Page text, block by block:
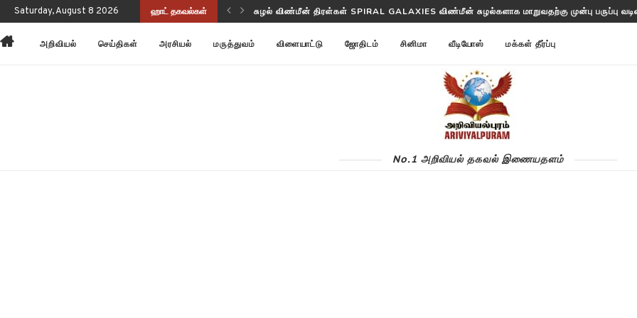
Saturday, August 8 2026 ஹாட் தகவல்கள் அன்னோம் கிட்டத்தட்ட ANNOM LISTS PROTEINS 2 மில்லியன் புரதங்களை பட்டியலிடுகிறது!
அறிவியல் செய்திகள் அரசியல் மருத்துவம் விளையாட்டு ஜோதிடம் சினிமா வீடியோஸ் மக்கள் தீர்ப்பு
No.1 அறிவியல் தகவல் இணையதளம்